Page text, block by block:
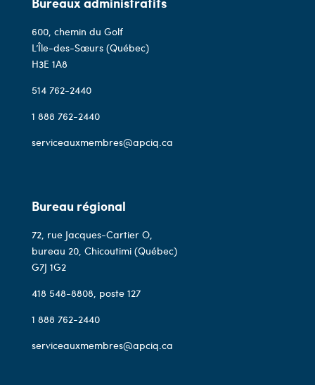
600, chemin du Golf
L’Île-des-Sœurs (Québec)
H3E 1A8
514 762-2440
1 888 762-2440
serviceauxmembres@apciq.ca
Bureau régional
72, rue Jacques-Cartier O,
bureau 20, Chicoutimi (Québec)
G7J 1G2
418 548-8808, poste 127
1 888 762-2440
serviceauxmembres@apciq.ca